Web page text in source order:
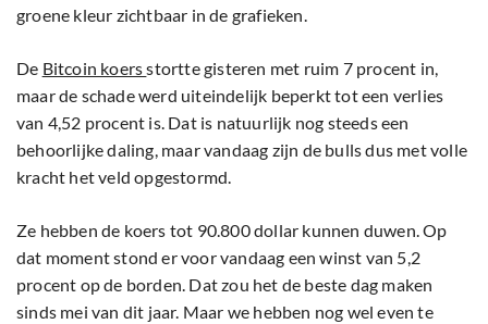
groene kleur zichtbaar in de grafieken.
De Bitcoin koersstortte gisteren met ruim 7 procent in,
maar de schade werd uiteindelijk beperkt tot een verlies
van 4,52 procent is. Dat is natuurlijk nog steeds een
behoorlijke daling, maar vandaag zijn de bulls dus met volle
kracht het veld opgestormd.
Ze hebben de koers tot 90.800 dollar kunnen duwen. Op
dat moment stond er voor vandaag een winst van 5,2
procent op de borden. Dat zou het de beste dag maken
sinds mei van dit jaar. Maar we hebben nog wel even te